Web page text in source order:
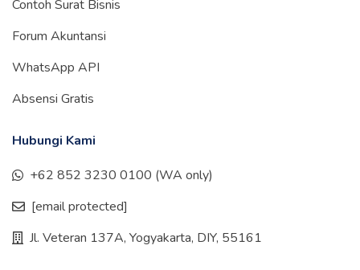
Contoh Surat Bisnis
Forum Akuntansi
WhatsApp API
Absensi Gratis
Hubungi Kami
+62 852 3230 0100 (WA only)
[email protected]
Jl. Veteran 137A, Yogyakarta, DIY, 55161